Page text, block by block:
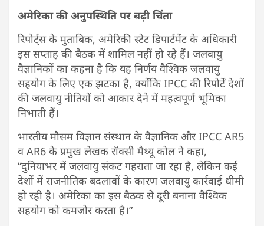
अमेरिका की अनुपस्थिति पर बढ़ी चिंता
रिपोर्ट्स के मुताबिक, अमेरिकी स्टेट डिपार्टमेंट के अधिकारी
इस सप्ताह की बैठक में शामिल नहीं हो रहे हैं। जलवायु
वैज्ञानिकों का कहना है कि यह निर्णय वैश्विक जलवायु
सहयोग के लिए एक झटका है, क्योंकि IPCC की रिपोर्टें देशों
की जलवायु नीतियों को आकार देने में महत्वपूर्ण भूमिका
निभाती हैं।
भारतीय मौसम विज्ञान संस्थान के वैज्ञानिक और IPCC AR5
व AR6 के प्रमुख लेखक रॉक्सी मैथ्यू कोल ने कहा,
“दुनियाभर में जलवायु संकट गहराता जा रहा है, लेकिन कई
देशों में राजनीतिक बदलावों के कारण जलवायु कार्रवाई धीमी
हो रही है। अमेरिका का इस बैठक से दूरी बनाना वैश्विक
सहयोग को कमजोर करता है।”